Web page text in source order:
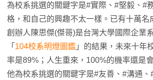
為校系挑選的關鍵字是#實際、#堅毅、#
格，和自己的興趣不太一樣。已有十萬名
創辦人陳思傑(傑哥)是台灣大學國際企業
「 104校系明燈圖鑑 」的結果，未來十年
率是89%；人生重來，100%的機率還是
他為校系挑選的關鍵字是#友善、#溝通